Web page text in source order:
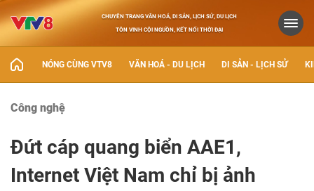
CHUYÊN TRANG VĂN HOÁ, DI SẢN, LỊCH SỬ, DU LỊCH
TÔN VINH CỘI NGUỒN, KẾT NỐI THỜI ĐẠI
NÓNG CÙNG VTV8 VĂN HOÁ - DU LỊCH DI SẢN - LỊCH SỬ
Công nghệ
Đứt cáp quang biển AAE1,
Internet Việt Nam chỉ bị ảnh